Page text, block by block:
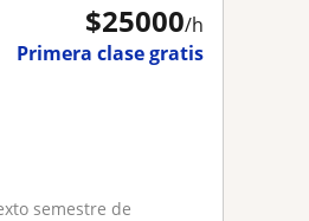
$25000/h
Primera clase gratis
semestre de